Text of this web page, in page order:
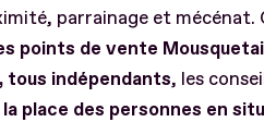
parrainage et mécénat.
points de vente
tous indépendants, les
place des personnes en